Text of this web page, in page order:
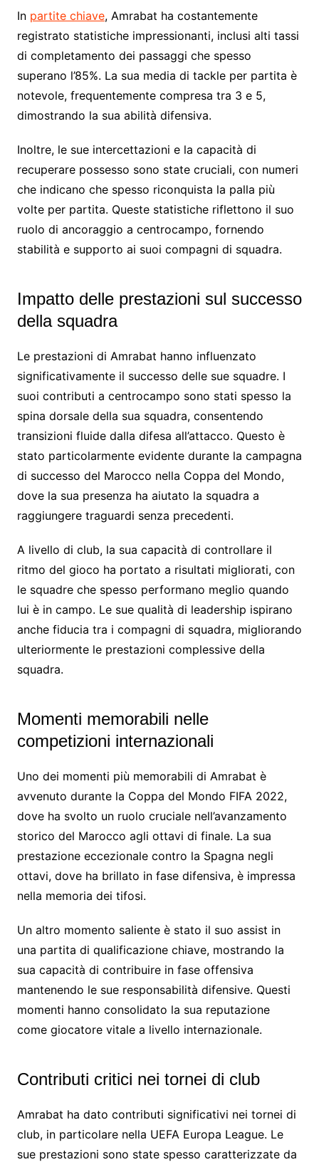
In partite chiave, Amrabat ha costantemente
registrato statistiche impressionanti, inclusi alti tassi
di completamento dei passaggi che spesso
superano l’85%. La sua media di tackle per partita è
notevole, frequentemente compresa tra 3 e 5,
dimostrando la sua abilità difensiva.
Inoltre, le sue intercettazioni e la capacità di
recuperare possesso sono state cruciali, con numeri
che indicano che spesso riconquista la palla più
volte per partita. Queste statistiche riflettono il suo
ruolo di ancoraggio a centrocampo, fornendo
stabilità e supporto ai suoi compagni di squadra.
Impatto delle prestazioni sul successo
della squadra
Le prestazioni di Amrabat hanno influenzato
significativamente il successo delle sue squadre. I
suoi contributi a centrocampo sono stati spesso la
spina dorsale della sua squadra, consentendo
transizioni fluide dalla difesa all’attacco. Questo è
stato particolarmente evidente durante la campagna
di successo del Marocco nella Coppa del Mondo,
dove la sua presenza ha aiutato la squadra a
raggiungere traguardi senza precedenti.
A livello di club, la sua capacità di controllare il
ritmo del gioco ha portato a risultati migliorati, con
le squadre che spesso performano meglio quando
lui è in campo. Le sue qualità di leadership ispirano
anche fiducia tra i compagni di squadra, migliorando
ulteriormente le prestazioni complessive della
squadra.
Momenti memorabili nelle
competizioni internazionali
Uno dei momenti più memorabili di Amrabat è
avvenuto durante la Coppa del Mondo FIFA 2022,
dove ha svolto un ruolo cruciale nell’avanzamento
storico del Marocco agli ottavi di finale. La sua
prestazione eccezionale contro la Spagna negli
ottavi, dove ha brillato in fase difensiva, è impressa
nella memoria dei tifosi.
Un altro momento saliente è stato il suo assist in
una partita di qualificazione chiave, mostrando la
sua capacità di contribuire in fase offensiva
mantenendo le sue responsabilità difensive. Questi
momenti hanno consolidato la sua reputazione
come giocatore vitale a livello internazionale.
Contributi critici nei tornei di club
Amrabat ha dato contributi significativi nei tornei di
club, in particolare nella UEFA Europa League. Le
sue prestazioni sono state spesso caratterizzate da